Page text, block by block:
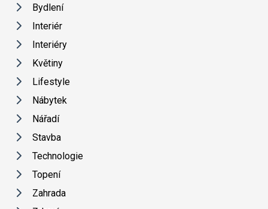
Bydlení
Interiér
Interiéry
Květiny
Lifestyle
Nábytek
Nářadí
Stavba
Technologie
Topení
Zahrada